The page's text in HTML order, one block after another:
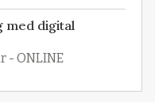
med digital
- ONLINE